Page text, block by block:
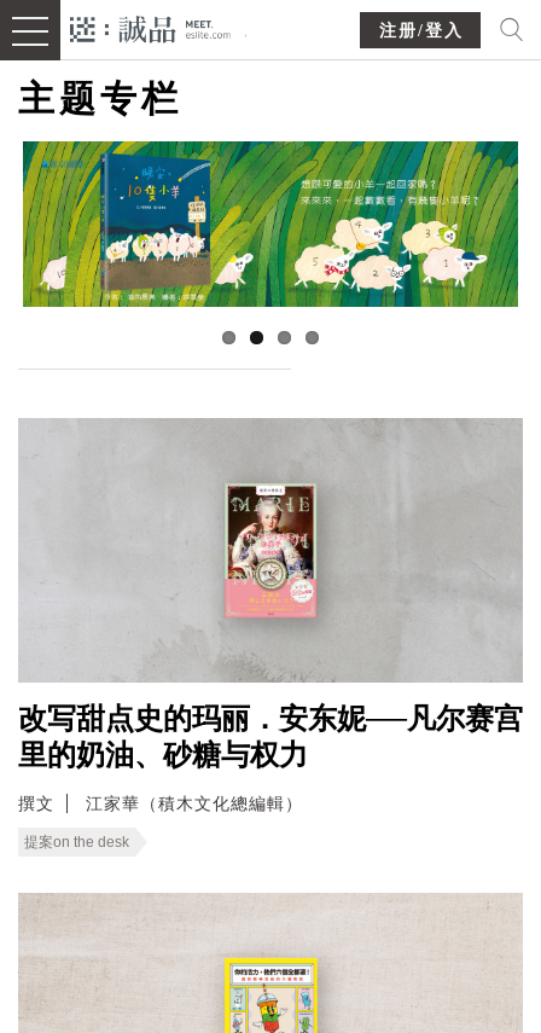
注册/登入
主题专栏
改写甜点史的玛丽．安东妮──凡尔赛宫
里的奶油、砂糖与权力
撰文 江家華（積木文化總編輯）
提案on the desk